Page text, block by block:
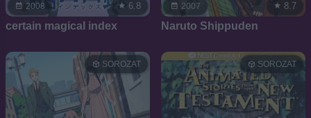
2008 6.8
certain magical index
2007 8.7
Naruto Shippuden
SOROZAT SOROZAT